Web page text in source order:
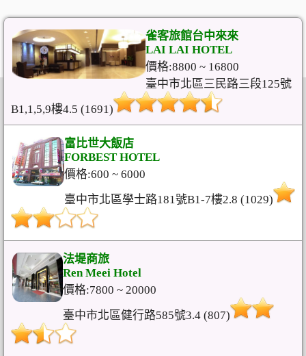
雀客旅館台中來來
LAI LAI HOTEL
價格:8800 ~ 16800
臺中市北區三民路三段125號
B1,1,5,9樓4.5 (1691)
富比世大飯店
FORBEST HOTEL
價格:600 ~ 6000
臺中市北區學士路181號B1-7樓2.8 (1029)
法堤商旅
Ren Meei Hotel
價格:7800 ~ 20000
臺中市北區健行路585號3.4 (807)